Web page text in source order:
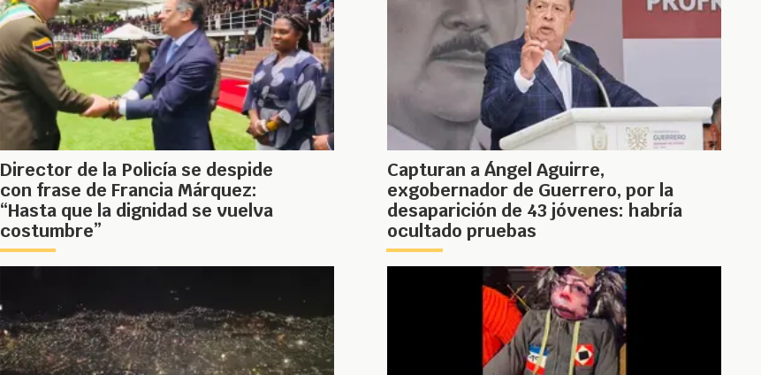
Director de la Policía se despide
con frase de Francia Márquez:
“Hasta que la dignidad se vuelva
costumbre”
Capturan a Ángel Aguirre,
exgobernador de Guerrero, por la
desaparición de 43 jóvenes: habría
ocultado pruebas